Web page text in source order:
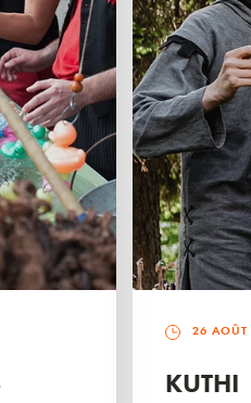
26 AOÛT
KUTHI